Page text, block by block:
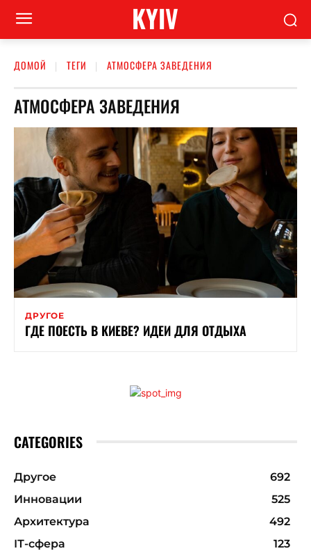
KYIV
ДОМОЙ ТЕГИ АТМОСФЕРА ЗАВЕДЕНИЯ
АТМОСФЕРА ЗАВЕДЕНИЯ
ДРУГОЕ
ГДЕ ПОЕСТЬ В КИЕВЕ? ИДЕИ ДЛЯ ОТДЫХА
CATEGORIES
Другое
692
Инновации
525
Архитектура
492
ІТ-сфера
123